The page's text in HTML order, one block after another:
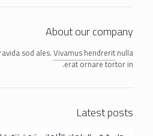
About our company
sod ales.Vivamus hendreritnulla
erat ornare tortor in.
Latest posts